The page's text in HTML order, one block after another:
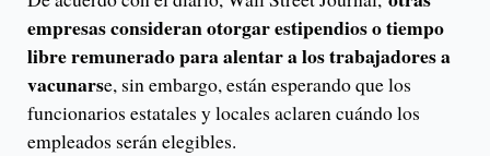
empresas consideran otorgar estipendios o tiempo
libre remunerado para alentar a los trabajadores a
vacunarse, sin embargo, están esperando que los
funcionarios estatales y locales aclaren cuándo los
empleados serán elegibles.